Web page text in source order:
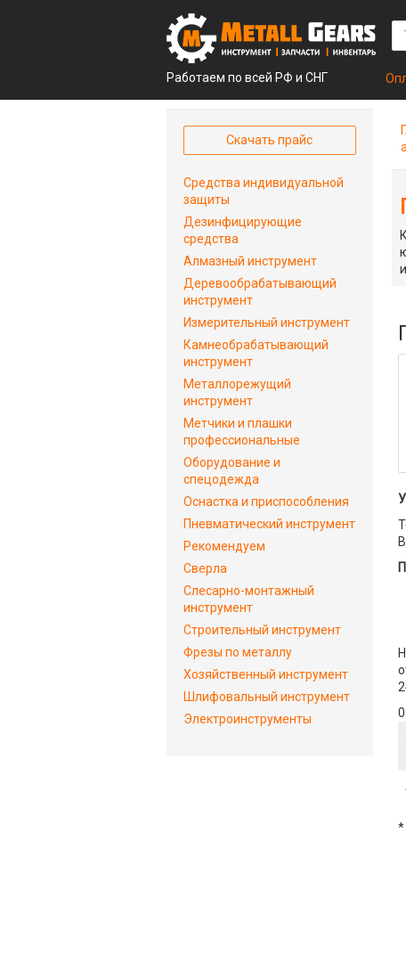
Работаем по всей РФ и СНГ
*
Скачать прайс
Средства индивидуальной
защиты
Дезинфицирующие
средства
Алмазный инструмент
Деревообрабатывающий
инструмент
Измерительный инструмент
Камнеобрабатывающий
инструмент
Металлорежущий
инструмент
Метчики и плашки
профессиональные
Оборудование и
спецодежда
Оснастка и приспособления
Пневматический инструмент
Рекомендуем
Сверла
Слесарно-монтажный
инструмент
Строительный инструмент
Фрезы по металлу
Хозяйственный инструмент
Шлифовальный инструмент
Электроинструменты